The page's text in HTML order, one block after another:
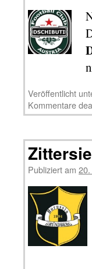
Veröffentlicht
Kommentare
Publiziert am